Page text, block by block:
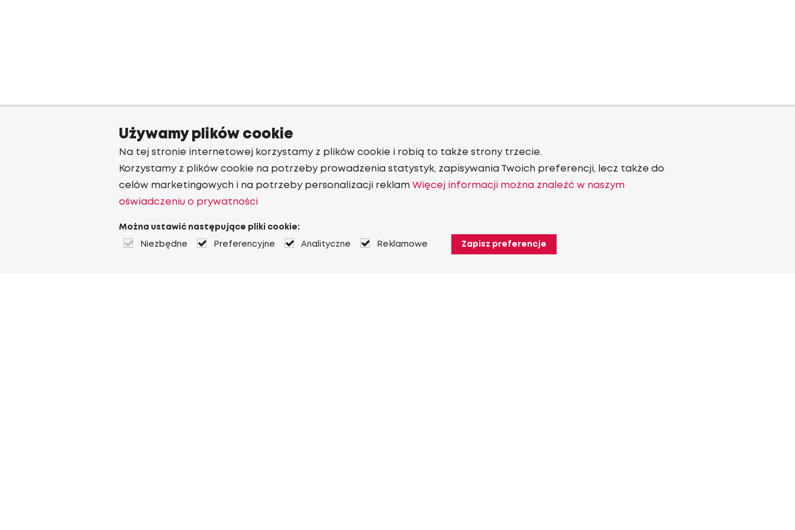
Używamy plików cookie
Na tej stronie internetowej korzystamy z plików cookie i robią to także strony trzecie.
Korzystamy z plików cookie na potrzeby prowadzenia statystyk, zapisywania Twoich preferencji, lecz także do
celów marketingowych i na potrzeby personalizacji reklam Więcej informacji można znaleźć w naszym
oświadczeniu o prywatności
Można ustawić następujące pliki cookie:
Niezbędne Preferencyjne Analityczne Reklamowe Zapisz preferencje